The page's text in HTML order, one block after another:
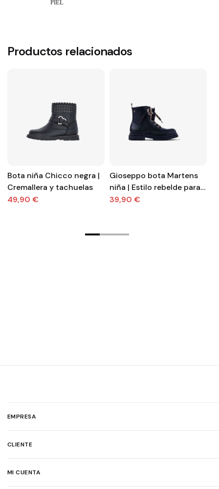
Productos relacionados
Bota niña Chicco negra |
Cremallera y tachuelas
49,90 €
Gioseppo bota Martens
niña | Estilo rebelde para
días especiales
39,90 €
EMPRESA
CLIENTE
MI CUENTA